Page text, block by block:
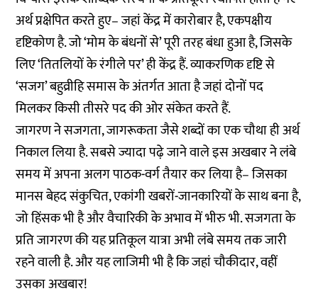
अर्थ प्रक्षेपित करते हुए– जहां केंद्र में कारोबार है, एकपक्षीय
दृष्टिकोण है. जो ‘मोम के बंधनों से’ पूरी तरह बंधा हुआ है, जिसके
लिए ‘तितलियों के रंगीले पर’ ही केंद्र हैं. व्याकरणिक दृष्टि से
‘सजग’ बहुव्रीहि समास के अंतर्गत आता है जहां दोनों पद
मिलकर किसी तीसरे पद की ओर संकेत करते हैं.
जागरण ने सजगता, जागरूकता जैसे शब्दों का एक चौथा ही अर्थ
निकाल लिया है. सबसे ज्यादा पढ़े जाने वाले इस अखबार ने लंबे
समय में अपना अलग पाठक-वर्ग तैयार कर लिया है– जिसका
मानस बेहद संकुचित, एकांगी खबरों-जानकारियों के साथ बना है,
जो हिंसक भी है और वैचारिकी के अभाव में भीरु भी. सजगता के
प्रति जागरण की यह प्रतिकूल यात्रा अभी लंबे समय तक जारी
रहने वाली है. और यह लाजिमी भी है कि जहां चौकीदार, वहीं
उसका अखबार!